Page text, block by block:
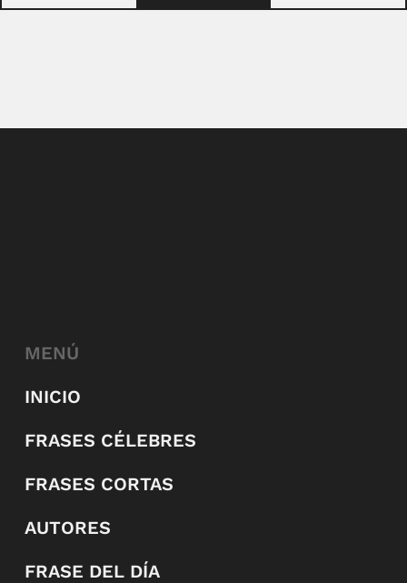
MENÚ
INICIO
FRASES CÉLEBRES
FRASES CORTAS
AUTORES
FRASE DEL DÍA